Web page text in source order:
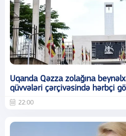
Uqanda Qəzza zolağına
qüvvələri çərçivəsində hərbçi
22:00